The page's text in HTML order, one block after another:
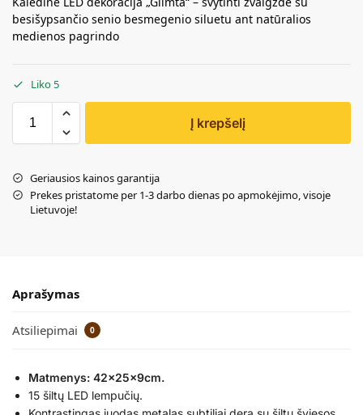
besišypsančio senio besmegenio siluetu ant natūralios
medienos pagrindo
Liko 5
Į krepšelį
Geriausios kainos garantija
Prekes pristatome per 1-3 darbo dienas po apmokėjimo, visoje
Lietuvoje!
Aprašymas
Atsiliepimai 0
Matmenys: 42x25x9cm.
15 šiltų LED lempučių.